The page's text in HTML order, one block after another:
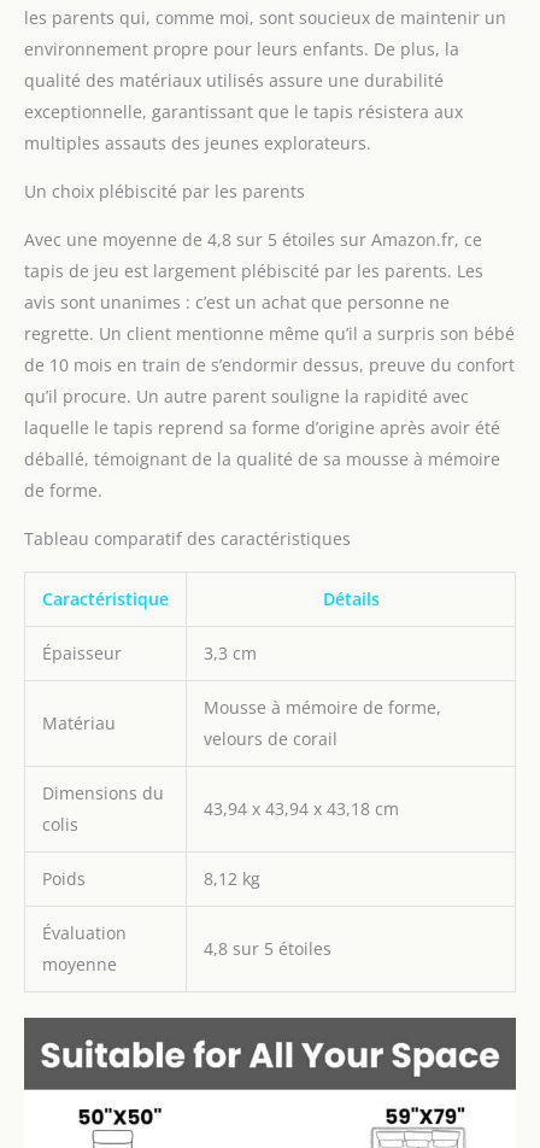
traditionnel, tapis de jeu
pour bébé, tapis de
clôture pour bébé, tapis
d'éveil pour bébé, tapis
de sieste, etc. Dessous
antidérapant : notre tapis
plastique antidérapant
pour une durabilité
une facilité d'installation,
tout en améliorant la
longévité, l'esthétique et
la protection du sol.
Transformez l'aire de jeu
de votre enfant en une
zone d'aventure douce et
sûre. Entretien facile et
inquiétez pas, vous
sans effort, utiliser un
poussière pour faire le
nettoyage quotidien.
Remarque : lavage à la
main recommandé, ne
pas laver en machine
de vie. Et lorsque vous
produit est très plate est
un phénomène normal,
veuillez vous assurer
temps pour laisser le
produit rebondir, ou
tapotez le produit pour
accélérer son rebond.
les parents qui, comme moi, sont soucieux de maintenir un
environnement propre pour leurs enfants. De plus, la
qualité des matériaux utilisés assure une durabilité
exceptionnelle, garantissant que le tapis résistera aux
multiples assauts des jeunes explorateurs.
Un choix plébiscité par les parents
Avec une moyenne de 4,8 sur 5 étoiles sur Amazon.fr, ce
tapis de jeu est largement plébiscité par les parents. Les
avis sont unanimes : c’est un achat que personne ne
regrette. Un client mentionne même qu’il a surpris son bébé
de 10 mois en train de s’endormir dessus, preuve du confort
qu’il procure. Un autre parent souligne la rapidité avec
laquelle le tapis reprend sa forme d’origine après avoir été
déballé, témoignant de la qualité de sa mousse à mémoire
de forme.
Tableau comparatif des caractéristiques
Caractéristique Détails
Épaisseur 3,3 cm
Matériau
Mousse à mémoire de forme,
velours de corail
Dimensions du
colis
43,94 x 43,94 x 43,18 cm
Poids 8,12 kg
Évaluation
moyenne
4,8 sur 5 étoiles